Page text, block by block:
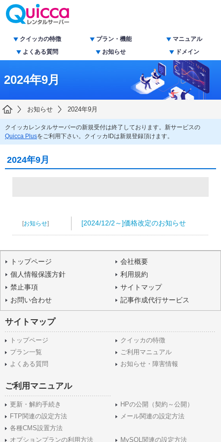
クイッカの特徴 プラン・機能
マニュアル
よくある質問
お知らせ ドメイン
2024年9月
お知らせ 2024年9月
クイッカレンタルサーバーの新規受付は終了しております。新サービスの
Quicca Plusをご利用下さい。クイッカIDは新規登録頂けます。
2024年9月
[お知らせ] [2024/12/2～]価格改定のお知らせ
トップページ
会社概要
個人情報保護方針
利用規約
禁止事項
サイトマップ
お問い合わせ
記事作成代行サービス
サイトマップ
トップページ
クイッカの特徴
プラン一覧
ご利用マニュアル
よくある質問
お知らせ・障害情報
ご利用マニュアル
更新・解約手続き
HPの公開（契約～公開）
FTP関連の設定方法
メール関連の設定方法
各種CMS設置方法
オプションプランの利用方法
MySQL関連の設定方法